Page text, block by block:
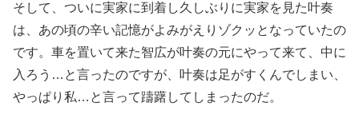
そして、ついに実家に到着し久しぶりに実家を見た叶奏
は、あの頃の辛い記憶がよみがえりゾクッとなっていたの
です。車を置いて来た智広が叶奏の元にやって来て、中に
入ろう…と言ったのですが、叶奏は足がすくんでしまい、
やっぱり私…と言って躊躇してしまったのだ。